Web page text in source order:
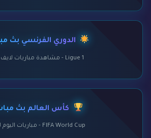
الدوري الفرنسي بث
Ligue 1 - مشاهدة مباريات لايف HD
كأس العالم بث
FIFA World Cup - مباريات اليوم لايف